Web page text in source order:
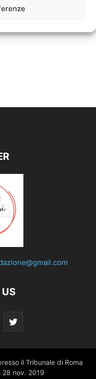
il Tribunale di Roma
28 nov. 2019